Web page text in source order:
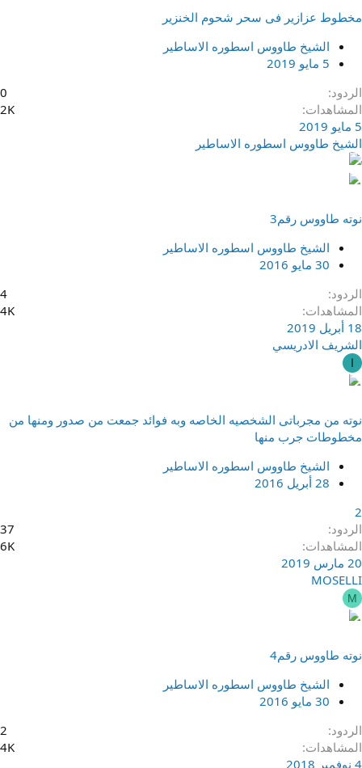
مخطوط عزازير فى سحر شحوم الخنزير
الشيخ طاووس اسطوره الاساطير
5 مايو 2019
الردود
0
المشاهدات
2K
5 مايو 2019
الشيخ طاووس اسطوره الاساطير
نوته طاووس رقم3
الشيخ طاووس اسطوره الاساطير
30 مايو 2016
الردود
4
المشاهدات
4K
18 أبريل 2019
الشريف الادريسي
ا
نوته من مجرباتى الشخصيه الخاصه وبه فوائد جمعت من صدور ومنها من
مخطوطات جرب منها
الشيخ طاووس اسطوره الاساطير
28 أبريل 2016
2
الردود
37
المشاهدات
6K
20 مارس 2019
MOSELLI
M
نوته طاووس رقم4
الشيخ طاووس اسطوره الاساطير
30 مايو 2016
الردود
2
المشاهدات
4K
4 نوفمبر 2018